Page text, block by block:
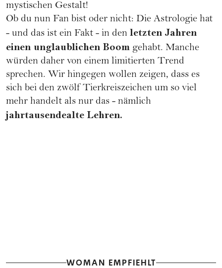
mystischen Gestalt!
Ob du nun Fan bist oder nicht: Die Astrologie hat
- und das ist ein Fakt - in den letzten Jahren
einen unglaublichen Boom gehabt. Manche
würden daher von einem limitierten Trend
sprechen. Wir hingegen wollen zeigen, dass es
sich bei den zwölf Tierkreiszeichen um so viel
mehr handelt als nur das - nämlich
jahrtausendealte Lehren.
WOMAN EMPFIEHLT